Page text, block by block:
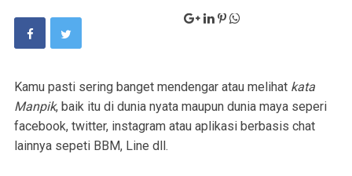
Kamu pasti sering banget mendengar atau melihat kata
Manpik, baik itu di dunia nyata maupun dunia maya seperi
facebook, twitter, instagram atau aplikasi berbasis chat
lainnya sepeti BBM, Line dll.